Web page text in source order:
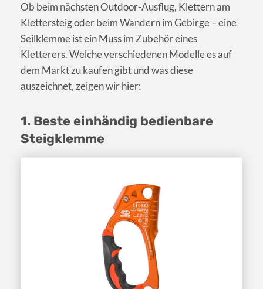
Ob beim nächsten Outdoor-Ausflug, Klettern am
Klettersteig oder beim Wandern im Gebirge – eine
Seilklemme ist ein Muss im Zubehör eines
Kletterers. Welche verschiedenen Modelle es auf
dem Markt zu kaufen gibt und was diese
auszeichnet, zeigen wir hier:
1. Beste einhändig bedienbare
Steigklemme